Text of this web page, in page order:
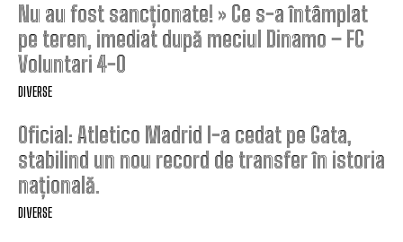
Nu au fost sancționate! » Ce s-a întâmplat
pe teren, imediat după meciul Dinamo – FC
Voluntari 4-0
DIVERSE
Oficial: Atletico Madrid l-a cedat pe Gata,
stabilind un nou record de transfer în istoria
națională.
DIVERSE